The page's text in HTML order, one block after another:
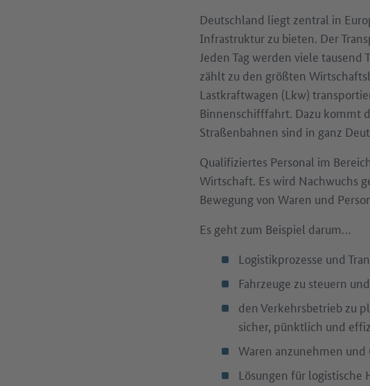
Deutschland liegt zentral in
Infrastruktur zu bieten. Der
Jeden Tag werden viele
zählt zu den größten
Lastkraftwagen (Lkw)
Binnenschifffahrt. Dazu kommt
Straßenbahnen sind in ganz
Qualifiziertes Personal im
Wirtschaft. Es wird Nachwuchs
Bewegung von Waren und
Es geht zum Beispiel darum…
Logistikprozesse und
Fahrzeuge zu steuern
den Verkehrsbetrieb zu
sicher, pünktlich und
Waren anzunehmen
Lösungen für logistische